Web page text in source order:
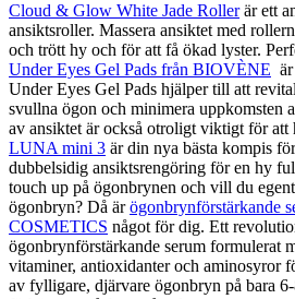
Cloud & Glow White Jade Rollerär ett
ansiktsroller. Massera ansiktet med
och trött hy och för att få ökad lyster.
Under Eyes Gel Pads från BIOVÈNE
Under Eyes Gel Pads hjälper till att
svullna ögon och minimera uppkomsten
av ansiktet är också otroligt viktigt för att
LUNA mini 3 är din nya bästa kompis
dubbelsidig ansiktsrengöring för en hy
touch up på ögonbrynen och vill du
ögonbryn? Då ärögonbrynförstärkande
COSMETICS något för dig. Ett
ögonbrynförstärkande serum formulerat
vitaminer, antioxidanter och aminosyror
av fylligare, djärvare ögonbryn på bara